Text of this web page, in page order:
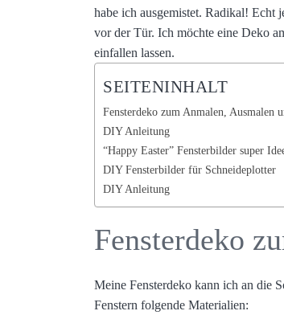
habe ich ausgemistet. Radikal! Echt
vor der Tür. Ich möchte eine Deko
einfallen lassen.
SEITENINHALT
Fensterdeko zum Anmalen, Ausmalen
DIY Anleitung
“Happy Easter” Fensterbilder super
DIY Fensterbilder für Schneideplotter
DIY Anleitung
Fensterdeko
Meine Fensterdeko kann ich an die
Fenstern folgende Materialien: